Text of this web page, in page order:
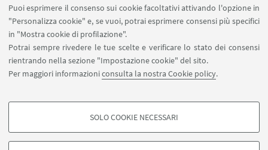
Puoi esprimere il consenso sui cookie facoltativi attivando l'opzione in
"Personalizza cookie" e, se vuoi, potrai esprimere consensi più specifici
in "Mostra cookie di profilazione".
Potrai sempre rivedere le tue scelte e verificare lo stato dei consensi
rientrando nella sezione "Impostazione cookie" del sito.
Per maggiori informazioniconsulta la nostra Cookie policy.
COOKIE DI PROFILAZIONE - FACOLTATIVI
SOLO COOKIE NECESSARI
SEGUI UNIBO SU:
APP:
©Copyright 2026 - ALMA MATER STUDIORUM - Università di